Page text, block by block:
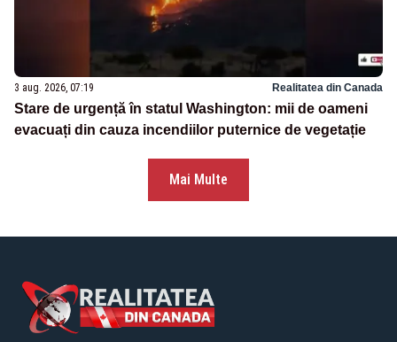
3 aug. 2026, 07:19 Realitatea din Canada
Stare de urgență în statul Washington: mii de oameni
evacuați din cauza incendiilor puternice de vegetație
Mai Multe